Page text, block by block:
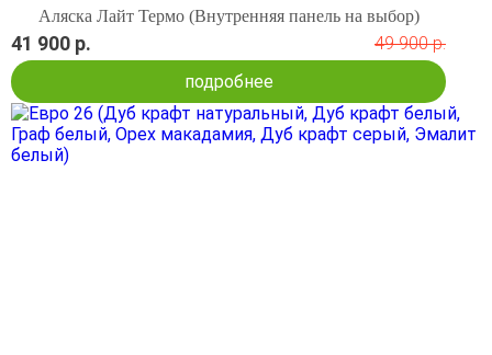
Аляска Лайт Термо (Внутренняя панель на выбор)
41 900 р.
49 900 р.
подробнее